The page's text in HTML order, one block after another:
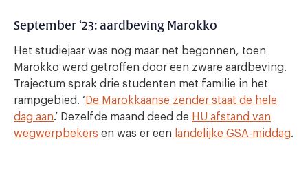
September ‘23: aardbeving Marokko
Het studiejaar was nog maar net begonnen, toen
Marokko werd getroffen door een zware aardbeving.
Trajectum sprak drie studenten met familie in het
rampgebied. ‘ De Marokkaanse zender staat de hele
dag aan.’ Dezelfde maand deed de HU afstand van
wegwerpbekers en was er een landelijke GSA-middag.